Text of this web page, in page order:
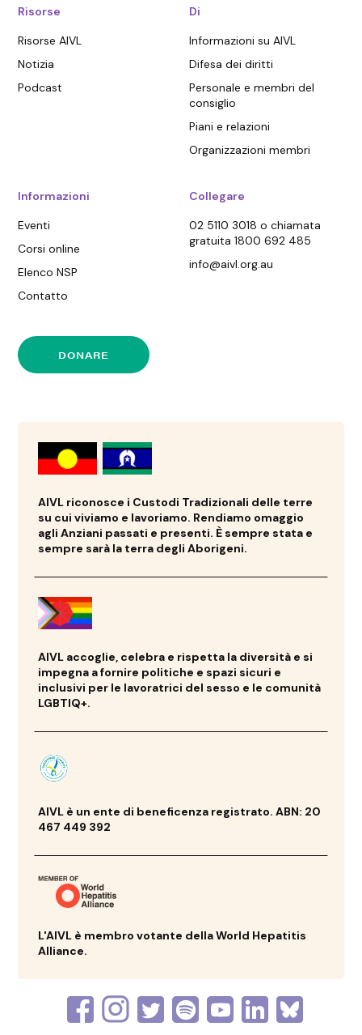
Risorse
Risorse AIVL
Notizia
Podcast
Di
Informazioni su AIVL
Difesa dei diritti
Personale e membri del
consiglio
Piani e relazioni
Organizzazioni membri
Informazioni
Eventi
Corsi online
Elenco NSP
Contatto
Collegare
02 5110 3018 o chiamata
gratuita 1800 692 485
info@aivl.org.au
DONARE
AIVL riconosce i Custodi Tradizionali delle terre
su cui viviamo e lavoriamo. Rendiamo omaggio
agli Anziani passati e presenti. È sempre stata e
sempre sarà la terra degli Aborigeni.
AIVL accoglie, celebra e rispetta la diversità e si
impegna a fornire politiche e spazi sicuri e
inclusivi per le lavoratrici del sesso e le comunità
LGBTIQ+.
AIVL è un ente di beneficenza registrato. ABN: 20
467 449 392
L'AIVL è membro votante della World Hepatitis
Alliance.